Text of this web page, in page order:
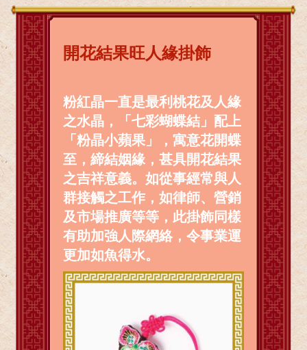
開花結果旺人緣掛飾
粉紅晶一直是最利桃花及人緣
之水晶，「七彩蝴蝶結」配上
「粉晶小蘋果」，寓意花開蝶
至，締結姻緣，甚具開花結果
之吉祥意義。如從事經常與人
群接觸之工作，如律師、營銷
及市場推廣等等，此掛飾同樣
有助加強人際網絡，令事業運
更加如魚得水。